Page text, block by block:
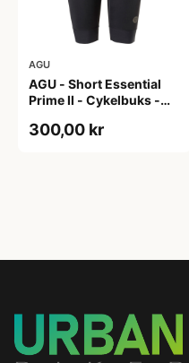
AGU
AGU - Short Essential
Prime II - Cykelbuks -
300,00 kr